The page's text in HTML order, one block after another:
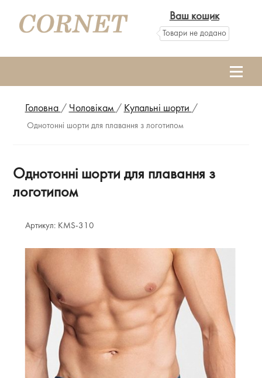
Ваш кошик
Товари не додано
Головна / Чоловікам / Купальні шорти /
Однотонні шорти для плавання з логотипом
Однотонні шорти для плавання з
логотипом
Артикул: KMS-310